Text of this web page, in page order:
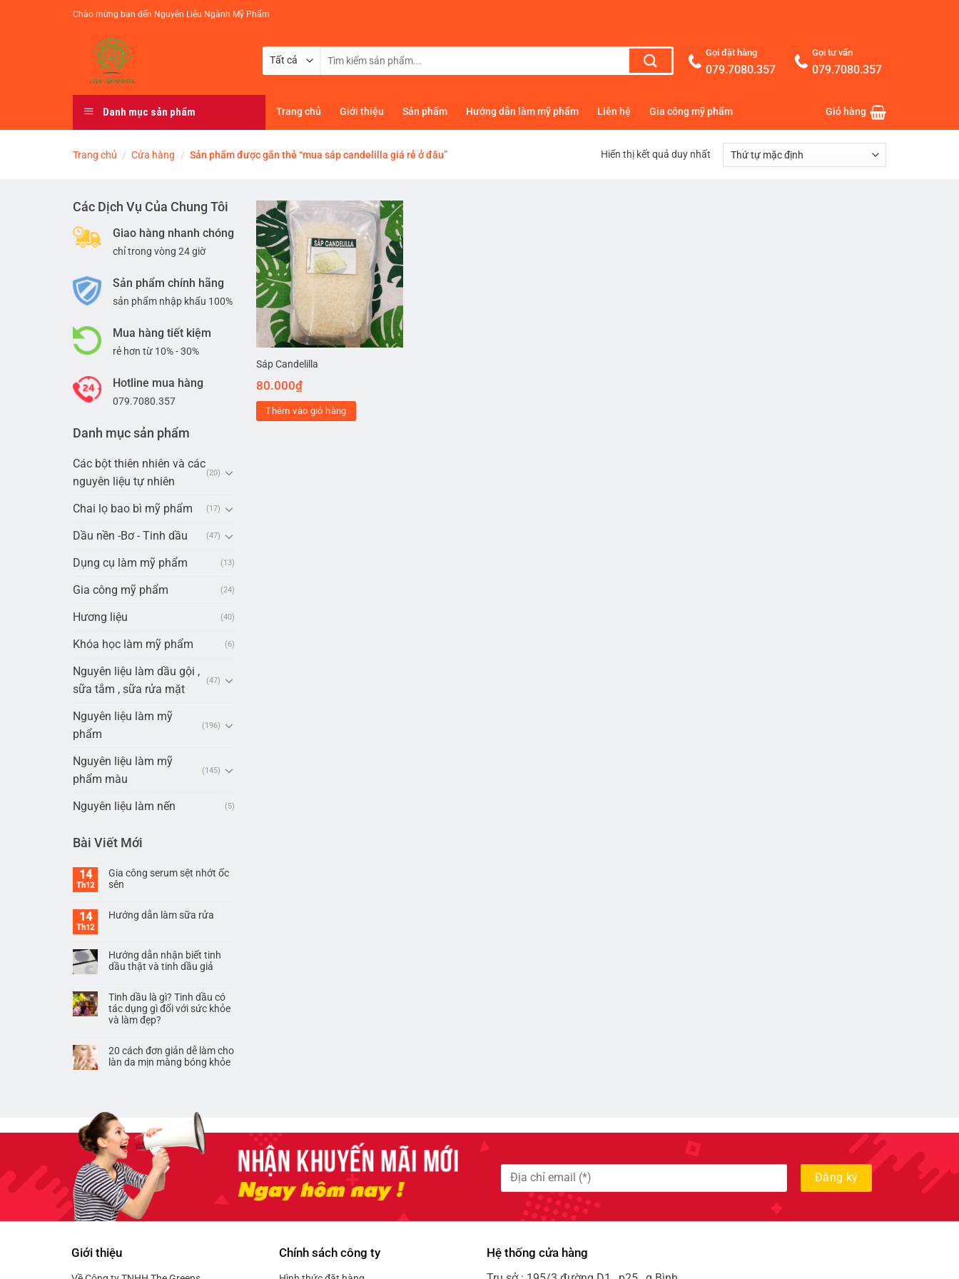
Chào mừng bạn đến Nguyên Liệu Ngành Mỹ Phẩm
Tìm
Gọi đặt hàng
079.7080.357
Gọi tư vấn
079.7080.357
Danh mục sản phẩm Trang chủ Giới thiệu Sản phẩm Hướng dẫn làm mỹ phẩm Liên hệ Gia công mỹ phẩm Giỏ hàng
Trang chủ / Cửa hàng / Sản phẩm được gắn thẻ “mua sáp candelilla giá rẻ ở đâu” Hiển thị kết quả duy nhất
Các Dịch Vụ Của Chung Tôi
Giao hàng nhanh chóng
chỉ trong vòng 24 giờ
Sản phẩm chính hãng
sản phẩm nhập khẩu 100%
Mua hàng tiết kiệm
rẻ hơn từ 10% - 30%
Hotline mua hàng
079.7080.357
Danh mục sản phẩm
Các bột thiên nhiên và các
nguyên liệu tự nhiên
(20)
Chai lọ bao bì mỹ phẩm (17)
Dầu nền -Bơ - Tinh dầu (47)
Dụng cụ làm mỹ phẩm (13)
Gia công mỹ phẩm (24)
Hương liệu (40)
Khóa học làm mỹ phẩm (6)
Nguyên liệu làm dầu gội ,
sữa tắm , sữa rửa mặt
(47)
Nguyên liệu làm mỹ
phẩm
(196)
Nguyên liệu làm mỹ
phẩm màu
(145)
Nguyên liệu làm nến (5)
Bài Viết Mới
14
Th12
Gia công serum sệt nhớt ốc
sên
14
Th12
Hướng dẫn làm sữa rửa
Hướng dẫn nhận biết tinh
dầu thật và tinh dầu giả
Tinh dầu là gì? Tinh dầu có
tác dụng gì đối với sức khỏe
và làm đẹp?
20 cách đơn giản dễ làm cho
làn da mịn màng bóng khỏe
Sáp Candelilla
80.000₫
Thêm vào giỏ hàng
Giới thiệu Chính sách công ty Hệ thống cửa hàng